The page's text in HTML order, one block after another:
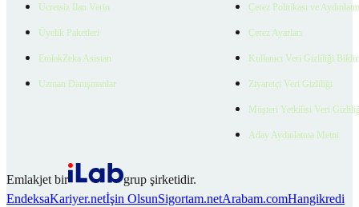
Ücretsiz İlan Verin
Üyelik Paketleri
EmlakZeka Asistan
Uzman Danışmanlar
Çerez Politikası ve
Çerez Ayarları
Kullanıcı Veri Gizliliği
Ziyaretçi Veri Gizliliği
Müşteri Yetkilisi Veri
Aday Aydınlatma Metni
Emlakjet bir
grup şirketidir.
EndeksaKariyer.netİşin OlsunSigortam.netArabam.comHangikredi